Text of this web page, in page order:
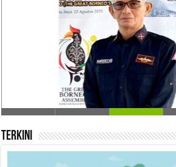
Galian C Diduga Ilegal di Desa Talekoi
Terkini